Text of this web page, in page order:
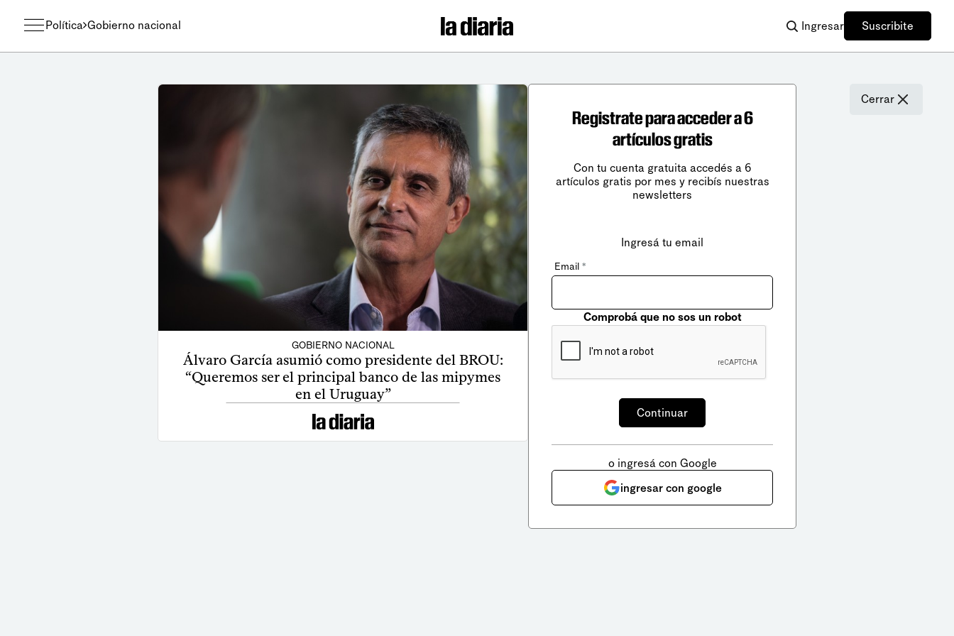
Política Gobierno nacional Ingresar Suscribite
GOBIERNO NACIONAL
Álvaro García asumió como presidente del BROU:
“Queremos ser el principal banco de las mipymes
en el Uruguay”
Cerrar
Registrate para acceder a 6
artículos gratis
Con tu cuenta gratuita accedés a 6
artículos gratis por mes y recibís nuestras
newsletters
Ingresá tu email
Email *
Comprobá que no sos un robot
o ingresá con Google
ingresar con google